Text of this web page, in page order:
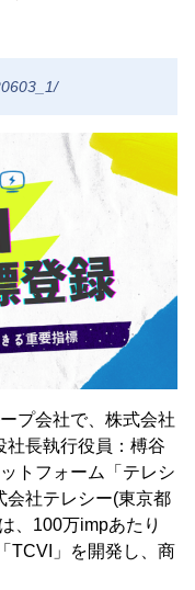
プ会社で、株式会社
社長執行役員：榑谷
トフォーム「テレシ
会社テレシー(東京都
、100万impあたり
TCVI」を開発し、商